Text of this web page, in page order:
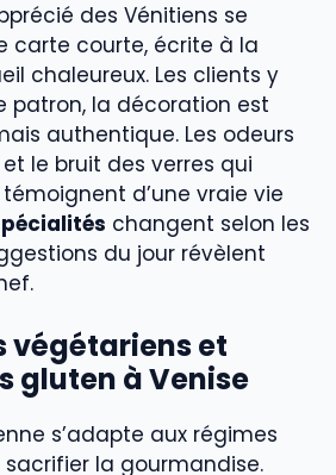
des Vénitiens se
carte courte, écrite à la
chaleureux. Les clients y
patron, la décoration est
authentique. Les odeurs
le bruit des verres qui
d’une vraie vie
changent selon les
du jour révèlent
végétariens et
gluten à Venise
s’adapte aux régimes
la gourmandise.